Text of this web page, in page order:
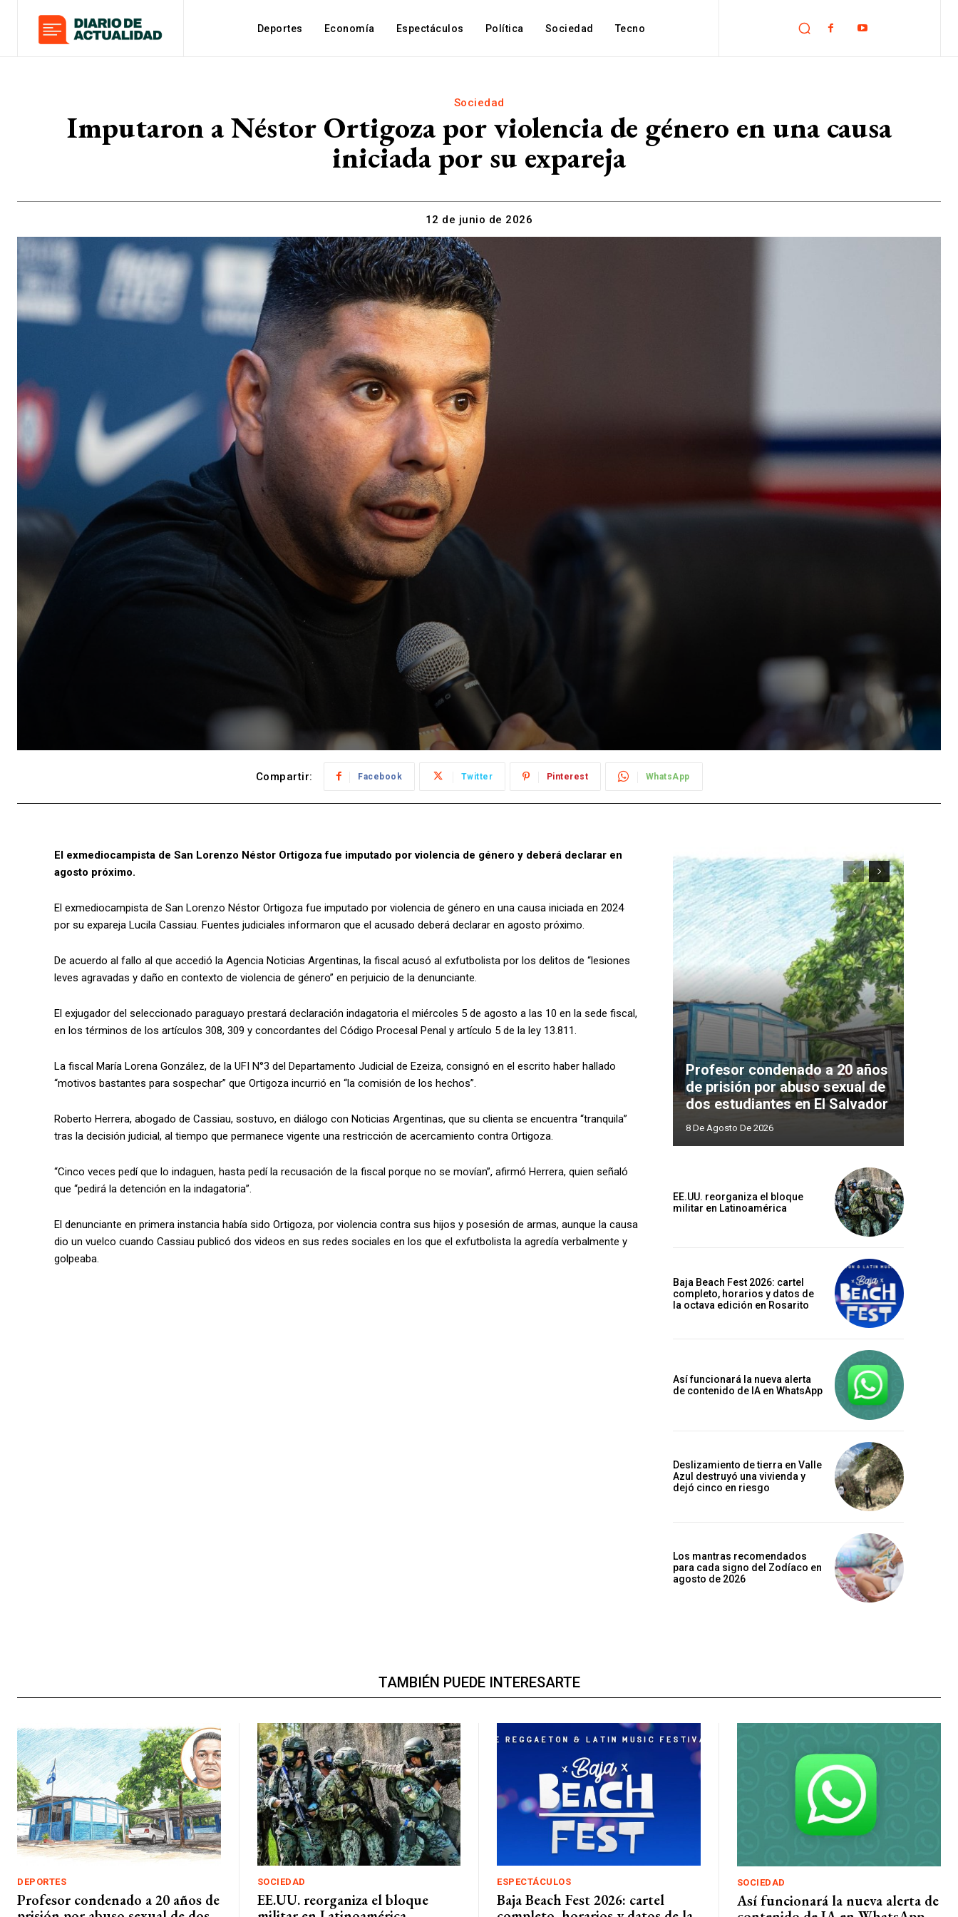
Deportes Economía Espectáculos Política Sociedad Tecno
Sociedad
Imputaron a Néstor Ortigoza por violencia de género en una causa
iniciada por su expareja
12 de junio de 2026
Compartir: Facebook Twitter Pinterest WhatsApp
El exmediocampista de San Lorenzo Néstor Ortigoza fue imputado por violencia de género y deberá declarar en
agosto próximo.
El exmediocampista de San Lorenzo Néstor Ortigoza fue imputado por violencia de género en una causa iniciada en 2024
por su expareja Lucila Cassiau. Fuentes judiciales informaron que el acusado deberá declarar en agosto próximo.
De acuerdo al fallo al que accedió la Agencia Noticias Argentinas, la fiscal acusó al exfutbolista por los delitos de “lesiones
leves agravadas y daño en contexto de violencia de género” en perjuicio de la denunciante.
El exjugador del seleccionado paraguayo prestará declaración indagatoria el miércoles 5 de agosto a las 10 en la sede fiscal,
en los términos de los artículos 308, 309 y concordantes del Código Procesal Penal y artículo 5 de la ley 13.811.
La fiscal María Lorena González, de la UFI N°3 del Departamento Judicial de Ezeiza, consignó en el escrito haber hallado
“motivos bastantes para sospechar” que Ortigoza incurrió en “la comisión de los hechos”.
Roberto Herrera, abogado de Cassiau, sostuvo, en diálogo con Noticias Argentinas, que su clienta se encuentra “tranquila”
tras la decisión judicial, al tiempo que permanece vigente una restricción de acercamiento contra Ortigoza.
“Cinco veces pedí que lo indaguen, hasta pedí la recusación de la fiscal porque no se movían”, afirmó Herrera, quien señaló
que “pedirá la detención en la indagatoria”.
El denunciante en primera instancia había sido Ortigoza, por violencia contra sus hijos y posesión de armas, aunque la causa
dio un vuelco cuando Cassiau publicó dos videos en sus redes sociales en los que el exfutbolista la agredía verbalmente y
golpeaba.
Profesor condenado a 20 años
de prisión por abuso sexual de
dos estudiantes en El Salvador
8 De Agosto De 2026
EE.UU. reorganiza el bloque
militar en Latinoamérica
Baja Beach Fest 2026: cartel
completo, horarios y datos de
la octava edición en Rosarito
Así funcionará la nueva alerta
de contenido de IA en WhatsApp
Deslizamiento de tierra en Valle
Azul destruyó una vivienda y
dejó cinco en riesgo
Los mantras recomendados
para cada signo del Zodíaco en
agosto de 2026
TAMBIÉN PUEDE INTERESARTE
DEPORTES
Profesor condenado a 20 años de
SOCIEDAD
EE.UU. reorganiza el bloque
ESPECTÁCULOS
Baja Beach Fest 2026: cartel
SOCIEDAD
Así funcionará la nueva alerta de